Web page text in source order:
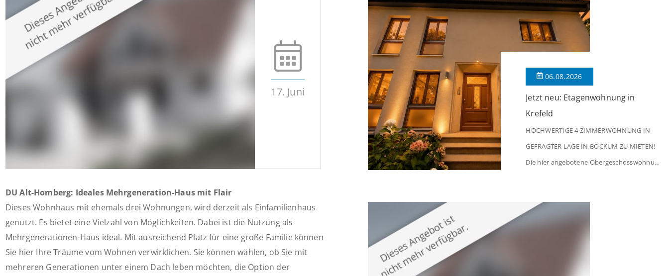
17. Juni
DU Alt-Homberg: Ideales Mehrgeneration-Haus mit Flair
Dieses Wohnhaus mit ehemals drei Wohnungen, wird derzeit als Einfamilienhaus
genutzt. Es bietet eine Vielzahl von Möglichkeiten. Dabei ist die Nutzung als
Mehrgenerationen-Haus ideal. Mit ausreichend Platz für eine große Familie können
Sie hier Ihre Träume vom Wohnen verwirklichen. Sie können wählen, ob Sie mit
mehreren Generationen unter einem Dach leben möchten, die Option der
06.08.2026
Jetzt neu: Etagenwohnung in
Krefeld
HOCHWERTIGE 4 ZIMMERWOHNUNG IN
GEFRAGTER LAGE IN BOCKUM ZU MIETEN!
Die hier angebotene Obergeschosswohnung
von Krefeld-Bockum. Mit einer Wohnfläche